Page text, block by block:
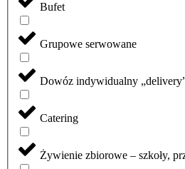
Bufet
Grupowe serwowane
Dowóz indywidualny
Catering
Żywienie zbiorowe – szkoły,